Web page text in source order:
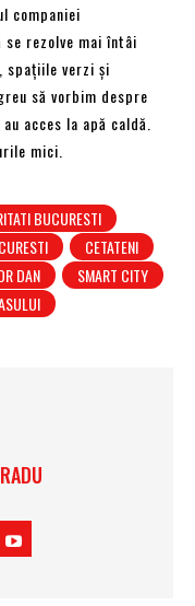
companiei
se rezolve mai întâi
spațiile verzi și
să vorbim despre
acces la apă caldă.
mici.
BUCURESTI
CETATENI
DAN
SMART CITY